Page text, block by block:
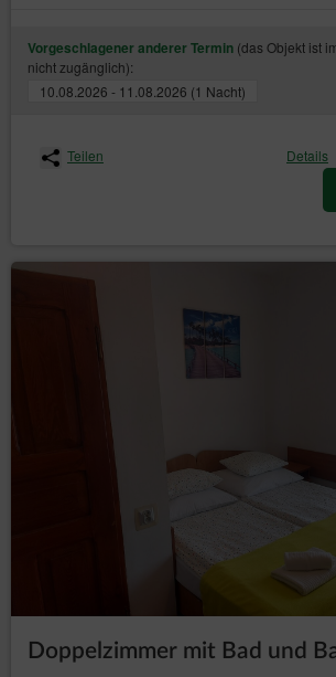
Vorgeschlagener anderer Termin (das Objekt ist
nicht zugänglich):
10.08.2026 - 11.08.2026 (1 Nacht)
Teilen Details
Doppelzimmer mit Bad und